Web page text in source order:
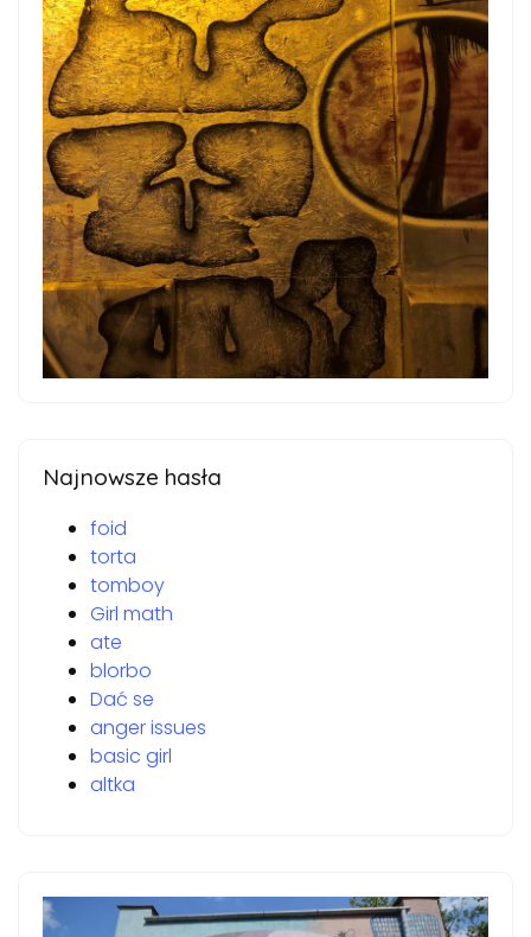
Najnowsze hasła
foid
torta
tomboy
Girl math
ate
blorbo
Dać se
anger issues
basic girl
altka